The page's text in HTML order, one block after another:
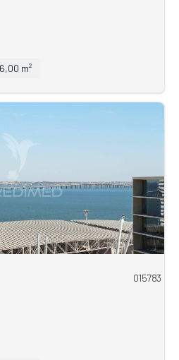
m²
015783